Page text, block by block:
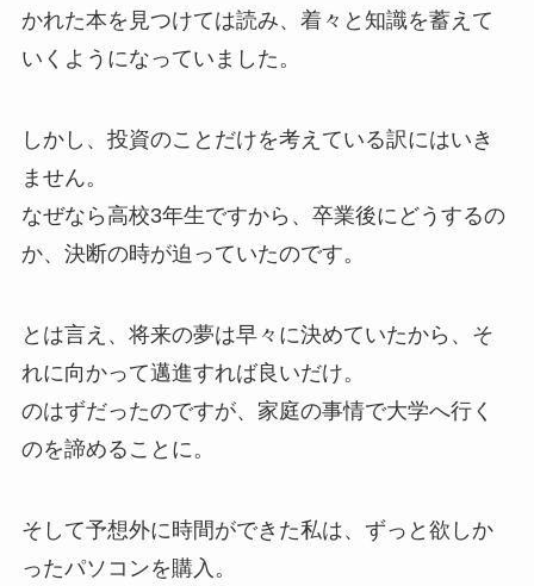
かれた本を見つけては読み、着々と知識を蓄えて
いくようになっていました。
しかし、投資のことだけを考えている訳にはいき
ません。
なぜなら高校3年生ですから、卒業後にどうするの
か、決断の時が迫っていたのです。
とは言え、将来の夢は早々に決めていたから、そ
れに向かって邁進すれば良いだけ。
のはずだったのですが、家庭の事情で大学へ行く
のを諦めることに。
そして予想外に時間ができた私は、ずっと欲しか
ったパソコンを購入。